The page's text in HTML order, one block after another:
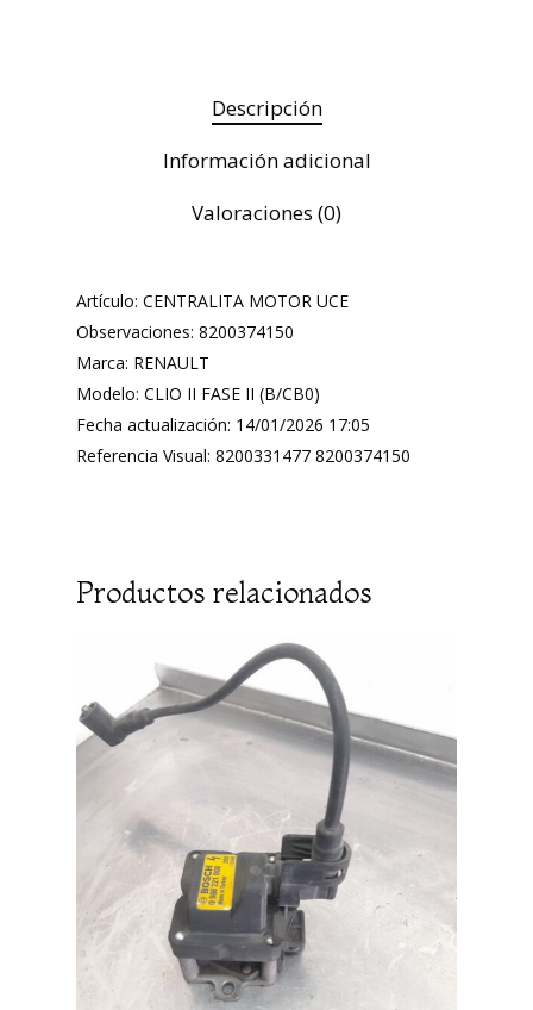
Descripción
Información adicional
Valoraciones (0)
Artículo: CENTRALITA MOTOR UCE
Observaciones: 8200374150
Marca: RENAULT
Modelo: CLIO II FASE II (B/CB0)
Fecha actualización: 14/01/2026 17:05
Referencia Visual: 8200331477 8200374150
Productos relacionados